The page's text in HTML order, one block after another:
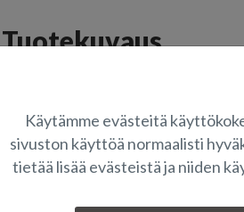
Tuotekuvaus
SOVELTUVUUS
Käytämme evästeitä
sivuston käyttöä normaalisti
tietää lisää evästeistä ja niiden